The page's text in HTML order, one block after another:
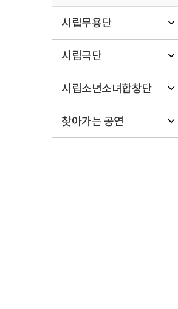
시립무용단
시립극단
시립소년소녀합창단
찾아가는 공연